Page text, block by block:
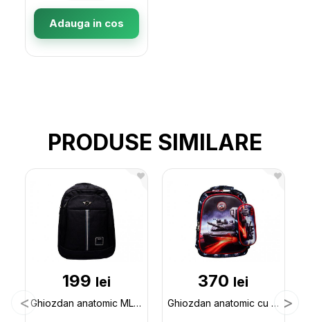
Adauga in cos
PRODUSE SIMILARE
199 lei
Ghiozdan anatomic ML26-3 0221
370 lei
Ghiozdan anatomic cu desen 3D 1066-27-2